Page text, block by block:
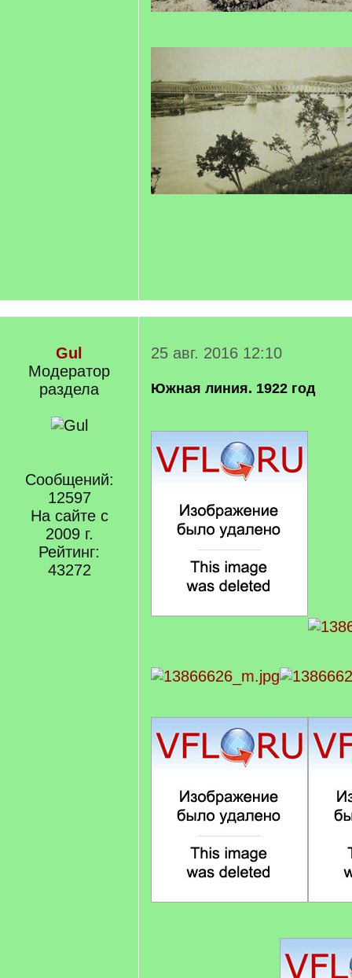
Gul
Модератор
раздела
Сообщений:
12597
На сайте с
2009 г.
Рейтинг:
43272
25 авг. 2016 12:10
Южная линия. 1922 год